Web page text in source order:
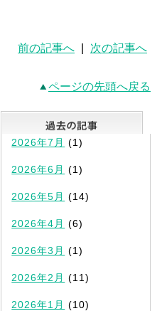
前の記事へ 次の記事へ
ページの先頭へ戻る
最新記事一覧
2026年7月 (1)
2026年6月 (1)
2026年5月 (14)
2026年4月 (6)
2026年3月 (1)
2026年2月 (11)
2026年1月 (10)